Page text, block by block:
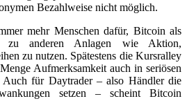
Bezahlweise nicht möglich.
mehr Menschen dafür, Bitcoin als
zu anderen Anlagen wie Aktion,
zu nutzen. Spätestens die Kursralley
Aufmerksamkeit auch in seriösen
Auch für Daytrader – also Händler die
setzen – scheint Bitcoin